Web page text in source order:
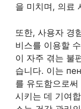
을 미치며, 의료
또한, 사용자 경
비스를 이용할
이 자주 겪는 불
습니다. 이는
를 유도함으로
시키는 데 기여